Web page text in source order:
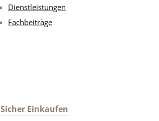
Dienstleistungen
Fachbeiträge
Sicher Einkaufen